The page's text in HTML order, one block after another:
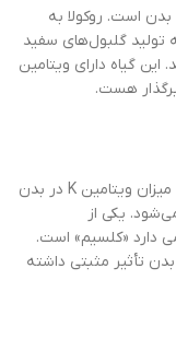
است. روکولا به
تولید گلبول‌های سفید
گیاه دارای ویتامین
ویتامین K در جذب کلسیم مؤثر است. زمانی که میزان ویتامین K در بدن
یکی از
دارد «کلسیم» است.
تأثیر مثبتی داشته